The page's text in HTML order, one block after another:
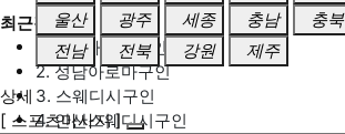
최근검색어
1. 일산마사지구인
2. 성남아로마구인
3. 스웨디시구인
4. 안산스웨디시구인
울산
광주 세종 충남 충북
전남
전북 강원 제주
상세
[ 스포츠마사지 ]